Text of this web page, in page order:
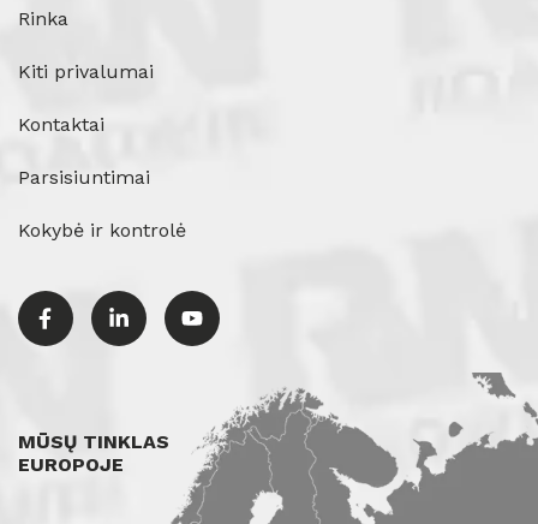
Rinka
Kiti privalumai
Kontaktai
Parsisiuntimai
Kokybė ir kontrolė
MŪSŲ TINKLAS
EUROPOJE